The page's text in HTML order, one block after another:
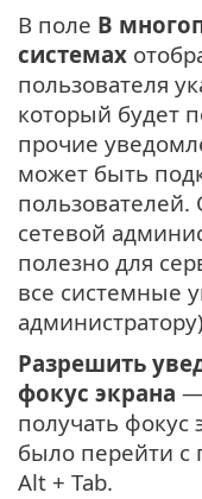
В поле В
системах
пользователя
который будет
прочие
может быть
сетевой
полезно для
все системные
Разрешить
фокус экрана —
получать
было перейти
Alt + Tab.